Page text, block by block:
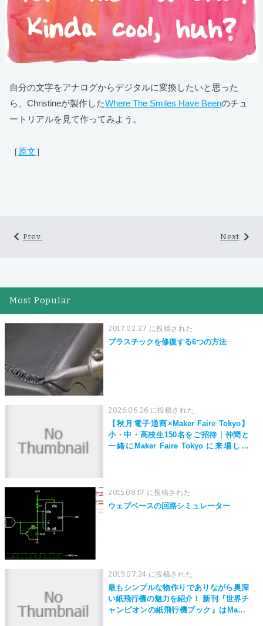
自分の文字をアナログからデジタルに変換したいと思った
ら、Christineが製作したWhere The Smiles Have Beenのチュ
ートリアルを見て作ってみよう。
［ 原文］
Next
Prev.
Most Popular
2017.02.27 に投稿された
プラスチックを修復する6つの方法
2026.06.26 に投稿された
【秋月電子通商×Maker Faire Tokyo】
小・中・高校生150名をご招待｜仲間と
一緒にMaker Faire Tokyo に来場しよ
2015.08.17 に投稿された
ウェブベースの回路シミュレーター
2019.07.24 に投稿された
最もシンプルな物作りでありながら奥深
い紙飛行機の魅力を紹介！ 新刊『世界チ
ャンピオンの紙飛行機ブック』はMaker